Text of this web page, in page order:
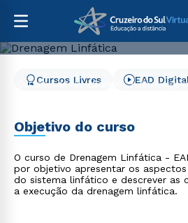
Cursos Livres Saúde
Cursos Livres EAD
Objetivo do curso
O curso de Drenagem Linfática -
por objetivo apresentar os
do sistema linfático e descrever as
a execução da drenagem linfática.